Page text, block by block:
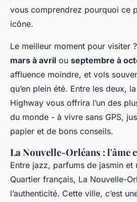
vous comprendrez pourquoi ce
icône.
Le meilleur moment pour visiter
mars à avril ou septembre à
affluence moindre, et vols
qu’en plein été. Entre les deux,
Highway vous offrira l’un des
du monde - à vivre sans GPS,
papier et de bons conseils.
La Nouvelle-Orléans : l'âme
Entre jazz, parfums de jasmin et
Quartier français, La Nouvelle-
l’authenticité. Cette ville, c’est